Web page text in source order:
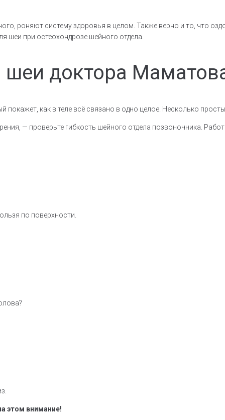
роняют систему здоровья в целом. Также верно и то, что
шеи при остеохондрозе шейного отдела.
шеи доктора
покажет, как в теле всё связано в одно целое. Несколько
— проверьте гибкость шейного отдела позвоночника.
по поверхности.
этом внимание!